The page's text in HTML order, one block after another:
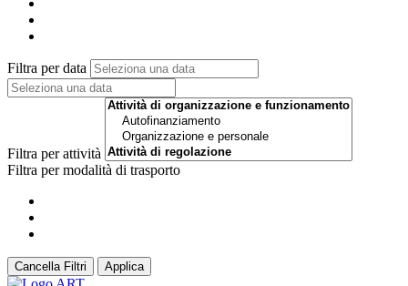
Filtra per data
Filtra per attività
Filtra per modalità di trasporto
Cancella Filtri Applica